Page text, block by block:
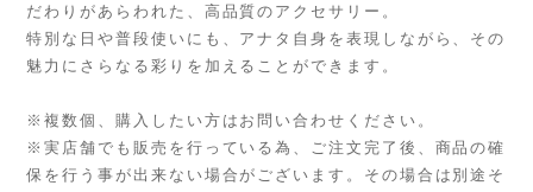
だわりがあらわれた、高品質のアクセサリー。
特別な日や普段使いにも、アナタ自身を表現しながら、その
魅力にさらなる彩りを加えることができます。
※複数個、購入したい方はお問い合わせください。
※実店舗でも販売を行っている為、ご注文完了後、商品の確
保を行う事が出来ない場合がございます。その場合は別途そ